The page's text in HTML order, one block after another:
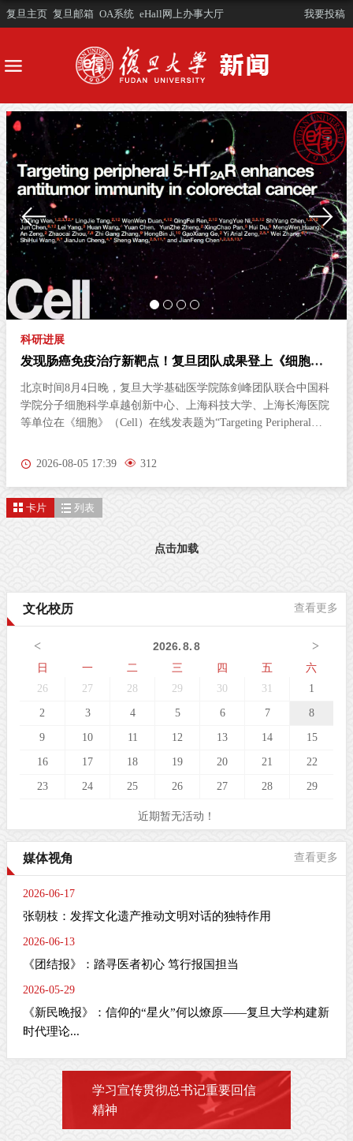
复旦主页 复旦邮箱 OA系统 eHall网上办事大厅 我要投稿
科研进展
发现肠癌免疫治疗新靶点！复旦团队成果登上《细胞》
杂志
北京时间8月4日晚，复旦大学基础医学院陈剑峰团队联合中国科
学院分子细胞科学卓越创新中心、上海科技大学、上海长海医院
等单位在《细胞》（Cell）在线发表题为“Targeting Peripheral
向外周5-HT2AR增强结直肠癌抗肿瘤免疫）”的研究论文。这项
5-HT2AR，能够开启肠道神经与免疫细胞之间的“神秘对话”，唤
升结直肠癌的治疗效果。该发现为结直肠癌的临床治疗提供了新
疫检查点抑制剂在肿瘤治疗方面表现突出。然而，85%以上的
CRC病人属于微卫星稳定型（MSS）“冷肿瘤”，其肿瘤微环境中
应。这一困境，已成为临床治疗的主
2026-08-05 17:39 312
卡片 列表
点击加载
文化校历 查看更多
< >
2026.8.8
日
一 二 三 四 五 六
26 27 28 29 30 31 1
2 3 4 5 6 7 8
9 10 11 12 13 14 15
16 17 18 19 20 21 22
23 24 25 26 27 28 29
近期暂无活动！
媒体视角 查看更多
2026-06-17
张朝枝：发挥文化遗产推动文明对话的独特作用
2026-06-13
《团结报》：踏寻医者初心 笃行报国担当
2026-05-29
《新民晚报》：信仰的“星火”何以燎原——复旦大学构建新
时代理论...
学习宣传贯彻总书记重要回信
精神